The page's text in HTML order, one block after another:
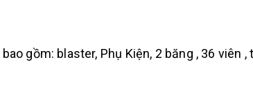
gồm: blaster, Phụ Kiện, 2 băng , 36 viên ,